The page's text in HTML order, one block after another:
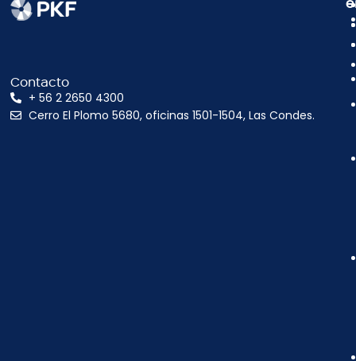
Contacto
+ 56 2 2650 4300
Cerro El Plomo 5680, oficinas 1501-1504, Las Condes.